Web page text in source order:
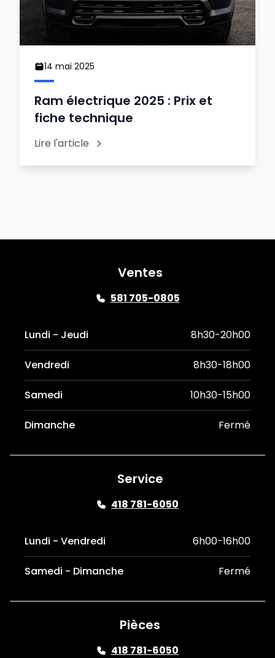
14 mai 2025
Ram électrique 2025 : Prix et
fiche technique
Lire l'article
Ventes
581 705-0805
Lundi - Jeudi 8h30-20h00
Vendredi 8h30-18h00
Samedi 10h30-15h00
Dimanche Fermé
Service
418 781-6050
Lundi - Vendredi 6h00-16h00
Samedi - Dimanche Fermé
Pièces
418 781-6050